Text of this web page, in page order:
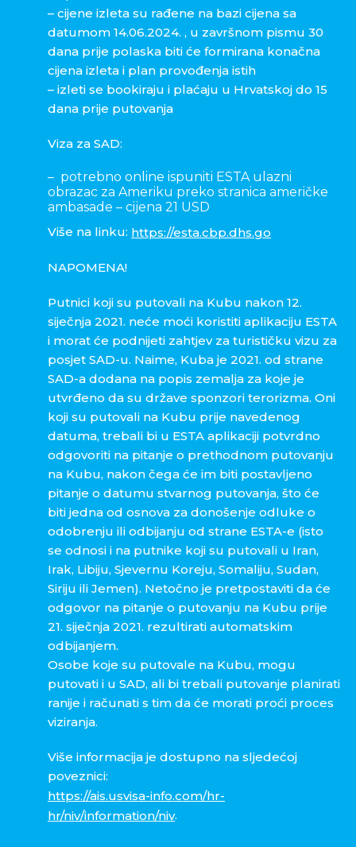
– cijene izleta su rađene na bazi cijena sa
datumom 14.06.2024. , u završnom pismu 30
dana prije polaska biti će formirana konačna
cijena izleta i plan provođenja istih
– izleti se bookiraju i plaćaju u Hrvatskoj do 15
dana prije putovanja
Viza za SAD:
– potrebno online ispuniti ESTA ulazni
obrazac za Ameriku preko stranica američke
ambasade – cijena 21 USD
Više na linku: https://esta.cbp.dhs.go
NAPOMENA!
Putnici koji su putovali na Kubu nakon 12.
siječnja 2021. neće moći koristiti aplikaciju ESTA
i morat će podnijeti zahtjev za turističku vizu za
posjet SAD-u. Naime, Kuba je 2021. od strane
SAD-a dodana na popis zemalja za koje je
utvrđeno da su države sponzori terorizma. Oni
koji su putovali na Kubu prije navedenog
datuma, trebali bi u ESTA aplikaciji potvrdno
odgovoriti na pitanje o prethodnom putovanju
na Kubu, nakon čega će im biti postavljeno
pitanje o datumu stvarnog putovanja, što će
biti jedna od osnova za donošenje odluke o
odobrenju ili odbijanju od strane ESTA-e (isto
se odnosi i na putnike koji su putovali u Iran,
Irak, Libiju, Sjevernu Koreju, Somaliju, Sudan,
Siriju ili Jemen). Netočno je pretpostaviti da će
odgovor na pitanje o putovanju na Kubu prije
21. siječnja 2021. rezultirati automatskim
odbijanjem.
Osobe koje su putovale na Kubu, mogu
putovati i u SAD, ali bi trebali putovanje planirati
ranije i računati s tim da će morati proći proces
viziranja.
Više informacija je dostupno na sljedećoj
poveznici:
https://ais.usvisa-info.com/hr-
hr/niv/information/niv.